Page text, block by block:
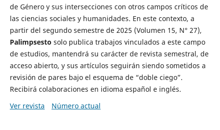
de Género y sus intersecciones con otros campos críticos de
las ciencias sociales y humanidades. En este contexto, a
partir del segundo semestre de 2025 (Volumen 15, N° 27),
Palimpsesto solo publica trabajos vinculados a este campo
de estudios, mantendrá su carácter de revista semestral, de
acceso abierto, y sus artículos seguirán siendo sometidos a
revisión de pares bajo el esquema de “doble ciego”.
Recibirá colaboraciones en idioma español e inglés.
Ver revista
Número actual